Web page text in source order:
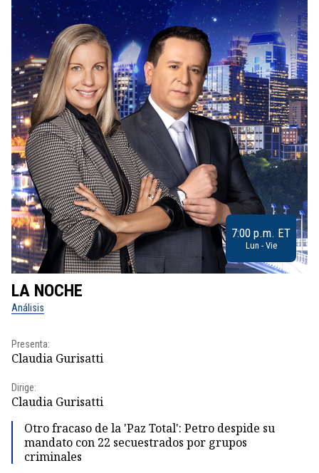
7:00 p.m. ET
Lun - Vie
LA NOCHE
Análisis
Presenta:
Claudia Gurisatti
Dirige:
Claudia Gurisatti
Otro fracaso de la 'Paz Total': Petro despide su
mandato con 22 secuestrados por grupos
criminales